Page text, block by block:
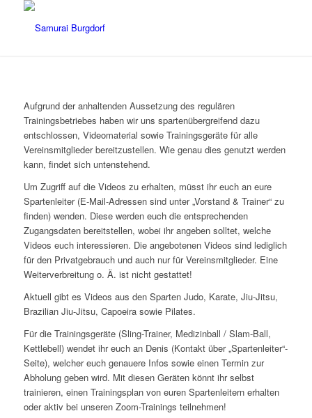
Aufgrund der anhaltenden Aussetzung des regulären
Trainingsbetriebes haben wir uns spartenübergreifend dazu
entschlossen, Videomaterial sowie Trainingsgeräte für alle
Vereinsmitglieder bereitzustellen. Wie genau dies genutzt werden
kann, findet sich untenstehend.
Um Zugriff auf die Videos zu erhalten, müsst ihr euch an eure
Spartenleiter (E-Mail-Adressen sind unter „Vorstand & Trainer“ zu
finden) wenden. Diese werden euch die entsprechenden
Zugangsdaten bereitstellen, wobei ihr angeben solltet, welche
Videos euch interessieren. Die angebotenen Videos sind lediglich
für den Privatgebrauch und auch nur für Vereinsmitglieder. Eine
Weiterverbreitung o. Ä. ist nicht gestattet!
Aktuell gibt es Videos aus den Sparten Judo, Karate, Jiu-Jitsu,
Brazilian Jiu-Jitsu, Capoeira sowie Pilates.
Für die Trainingsgeräte (Sling-Trainer, Medizinball / Slam-Ball,
Kettlebell) wendet ihr euch an Denis (Kontakt über „Spartenleiter“-
Seite), welcher euch genauere Infos sowie einen Termin zur
Abholung geben wird. Mit diesen Geräten könnt ihr selbst
trainieren, einen Trainingsplan von euren Spartenleitern erhalten
oder aktiv bei unseren Zoom-Trainings teilnehmen!